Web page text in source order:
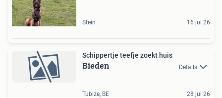
Stein 16 jul 26
Schippertje teefje zoekt huis
Bieden Details
Tubize, BE 28 jul 26